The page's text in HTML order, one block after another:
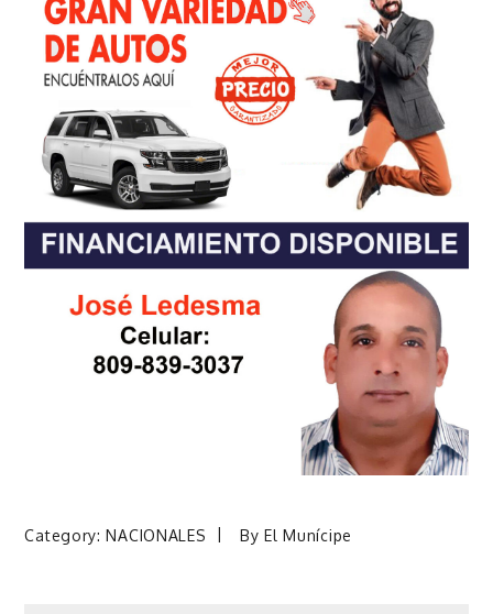
Category:NACIONALES ByEl Munícipe